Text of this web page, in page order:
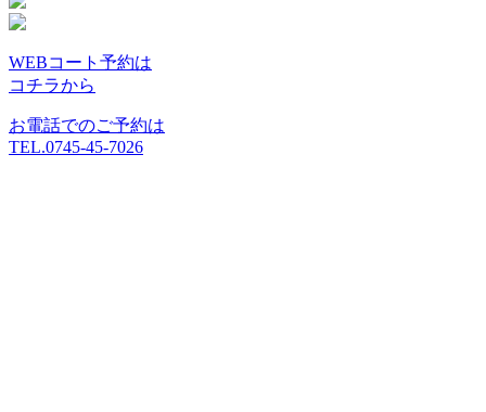
WEBコート予約は
コチラから
お電話でのご予約は
TEL.0745-45-7026